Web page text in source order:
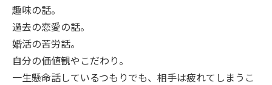
趣味の話。
過去の恋愛の話。
婚活の苦労話。
自分の価値観やこだわり。
一生懸命話しているつもりでも、相手は疲れてしまうこ